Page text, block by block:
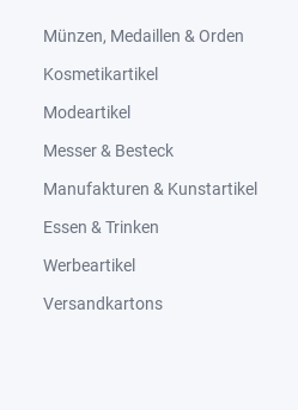
Münzen, Medaillen & Orden
Kosmetikartikel
Modeartikel
Messer & Besteck
Manufakturen & Kunstartikel
Essen & Trinken
Werbeartikel
Versandkartons